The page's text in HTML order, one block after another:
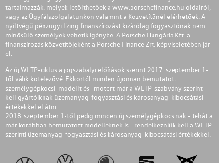
tartalmazzák, melyek letölthetőek a www.porschefinance.hu oldalról,
vagy az Ügyfélszolgálatunkon valamint a Közvetítőnél elérhetőek. A
nyíltvégű pénzügyi lízing finanszírozást kizárólag fogyasztónak nem
minősülő személyek vehetik igénybe. A Porsche Hungária Kft. a
finanszírozás közvetítőjeként a Porsche Finance Zrt. képviseletében jár
el.
Az új WLTP-ciklus a jogszabályi előírások szerint 2017. szeptember 1-
től válik kötelezővé. Ekkortól minden újonnan bemutatott
személygépkocsi-modellt és -motort már a WLTP-szabvány szerint
kell gyártóiknak üzemanyag-fogyasztási és károsanyag-kibocsátási
értékekkel ellátni.
2018. szeptember 1-től pedig minden új személygépkocsinak - tehát a
már korábban bemutatott modelleknek is - rendelkezniük kell a WLTP
szerinti üzemanyag-fogyasztási és károsanyag-kibocsátási értékekkel.